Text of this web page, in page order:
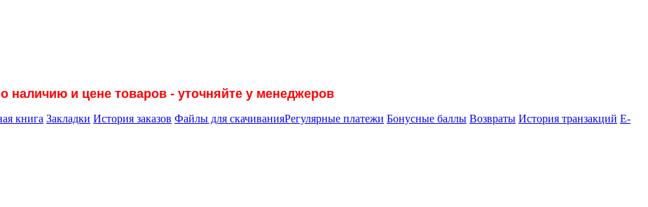
наличию и цене товаров - уточняйте у менеджеров
книга Закладки История заказов Файлы для скачиванияРегулярные платежи Бонусные баллы Возвраты История транзакций E-